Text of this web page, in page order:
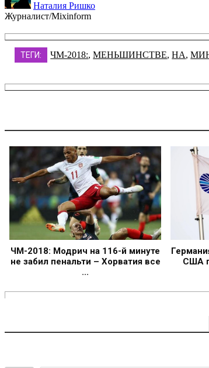
Наталия Ришко
Журналист/Mixinform
ТЕГИ: ЧМ-2018:,МЕНЬШИНСТВЕ,НА,
ЧМ-2018: Модрич на 116-й минуте
не забил пенальти – Хорватия все
...
США